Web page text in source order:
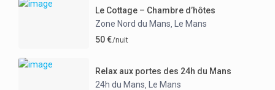
Le Cottage – Chambre d’hôtes
Zone Nord du Mans Le Mans
50 €/nuit
Relax aux portes des 24h du Mans
24h du Mans Le Mans